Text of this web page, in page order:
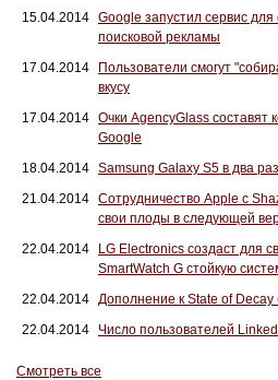
15.04.2014 Google запустил сервис
поисковой рекламы
17.04.2014
Пользователи смогут
вкусу
17.04.2014 Очки AgencyGlass составят
Google
18.04.2014 Samsung Galaxy S5 в два
21.04.2014 Сотрудничество Apple с
свои плоды в следующей
22.04.2014
LG Electronics создаст для
SmartWatch G стойкую
22.04.2014 Дополнение к State of Decay
22.04.2014
Число пользователей
Смотреть все